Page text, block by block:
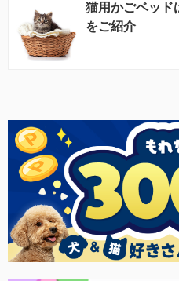
猫用かごベッド
をご紹介